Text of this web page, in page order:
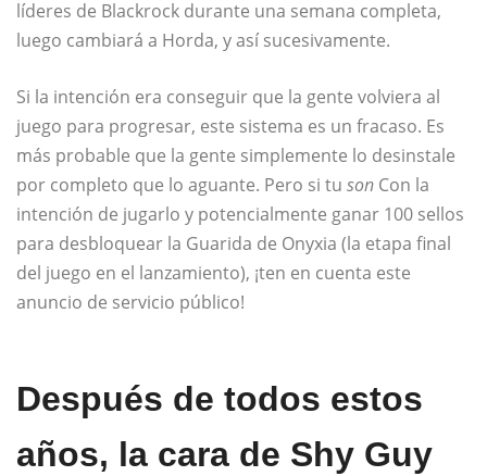
líderes de Blackrock durante una semana completa,
luego cambiará a Horda, y así sucesivamente.
Si la intención era conseguir que la gente volviera al
juego para progresar, este sistema es un fracaso. Es
más probable que la gente simplemente lo desinstale
por completo que lo aguante. Pero si tu son Con la
intención de jugarlo y potencialmente ganar 100 sellos
para desbloquear la Guarida de Onyxia (la etapa final
del juego en el lanzamiento), ¡ten en cuenta este
anuncio de servicio público!
Después de todos estos
años, la cara de Shy Guy